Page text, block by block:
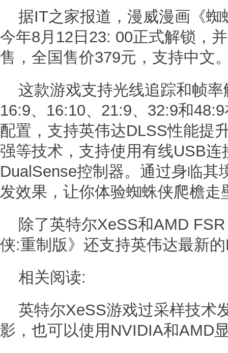
据IT之家报道，漫威漫画《
今年8月12日23: 00正式解锁，
售，全国售价379元，支持中文
这款游戏支持光线追踪和帧
16:9、16:10、21:9、32:9和
配置，支持英伟达DLSS性能提
强等技术，支持使用有线USB连
DualSense控制器。通过身临其
发效果，让你体验蜘蛛侠爬檐走
除了英特尔XeSS和AMD
侠:重制版》还支持英伟达最新
相关阅读:
英特尔XeSS游戏过采样技术
影，也可以使用NVIDIA和AMD